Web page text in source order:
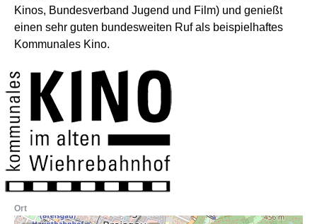
Kinos, Bundesverband Jugend und Film) und genießt
einen sehr guten bundesweiten Ruf als beispielhaftes
Kommunales Kino.
Ort